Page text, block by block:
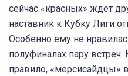
сейчас «красных» ждет
наставник к Кубку Лиги
Особенно ему не
полуфиналах пару встреч.
правило, «мерсисайдцы»